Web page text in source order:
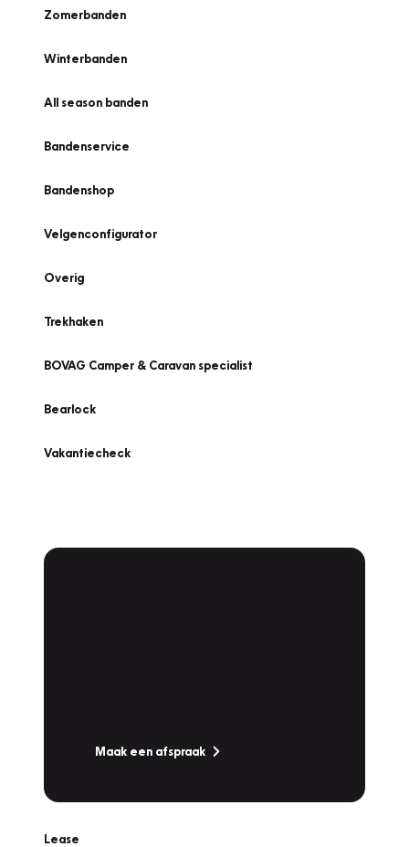
Zomerbanden
Winterbanden
All season banden
Bandenservice
Bandenshop
Velgenconfigurator
Overig
Trekhaken
BOVAG Camper & Caravan specialist
Bearlock
Vakantiecheck
Maak een afspraak
Lease